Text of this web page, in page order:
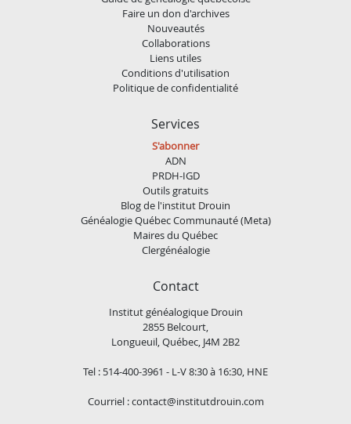
Faire un don d'archives
Nouveautés
Collaborations
Liens utiles
Conditions d'utilisation
Politique de confidentialité
Services
S'abonner
ADN
PRDH-IGD
Outils gratuits
Blog de l'institut Drouin
Généalogie Québec Communauté (Meta)
Maires du Québec
Clergénéalogie
Contact
Institut généalogique Drouin
2855 Belcourt,
Longueuil, Québec, J4M 2B2
Tel : 514-400-3961 - L-V 8:30 à 16:30, HNE
Courriel :contact@institutdrouin.com